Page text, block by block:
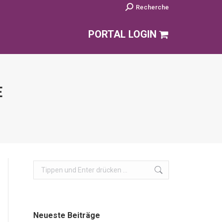
Search:Recherche
PORTAL LOGIN
Search:
Neueste Beiträge